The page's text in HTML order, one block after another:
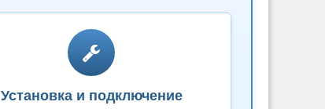
Установка и подключение